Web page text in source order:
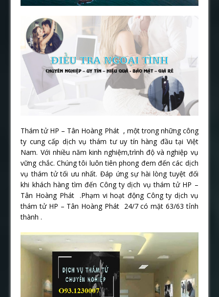
Thám tử HP – Tân Hoàng Phát , một trong những công
ty cung cấp dịch vụ thám tư uy tín hàng đầu tại Việt
Nam. Với nhiều năm kinh nghiệm,trình độ và nghiệp vụ
vững chắc. Chúng tôi luôn tiên phong đem đến các dịch
vụ thám tử tối ưu nhất. Đáp ứng sự hài lòng tuyệt đối
khi khách hàng tìm đến Công ty dịch vụ thám tử HP –
Tân Hoàng Phát .Phạm vi hoạt động Công ty dịch vụ
thám tử HP – Tân Hoàng Phát 24/7 có mặt 63/63 tỉnh
thành .